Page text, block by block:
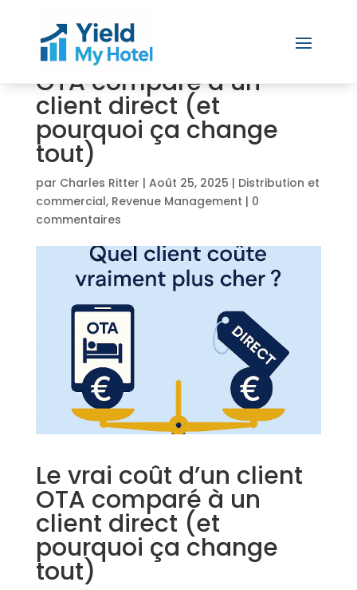
Le vrai coût d’un client
OTA comparé à un
client direct (et
pourquoi ça change
tout)
par Charles Ritter | Août 25, 2025 | Distribution et
commercial, Revenue Management | 0
commentaires
Le vrai coût d’un client
OTA comparé à un
client direct (et
pourquoi ça change
tout)